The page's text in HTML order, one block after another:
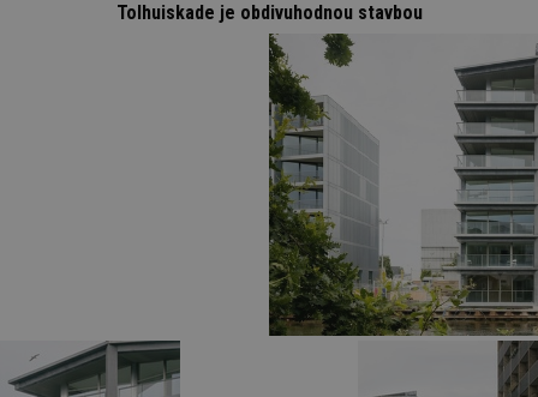
Tolhuiskade je obdivuhodnou stavbou